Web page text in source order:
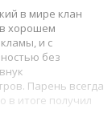
в мире клан
хорошем
и с
без
Парень всегда
в итоге получил